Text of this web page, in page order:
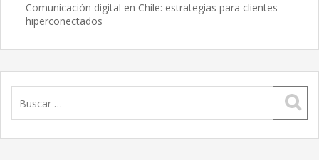
Comunicación digital en Chile: estrategias para clientes
hiperconectados